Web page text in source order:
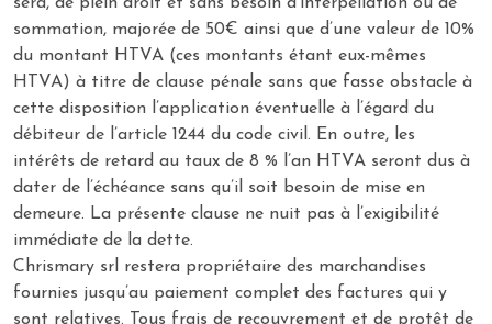
sommation, majorée de 50€ ainsi que d’une valeur de 10%
du montant HTVA (ces montants étant eux-mêmes
HTVA) à titre de clause pénale sans que fasse obstacle à
cette disposition l’application éventuelle à l’égard du
débiteur de l’article 1244 du code civil. En outre, les
intérêts de retard au taux de 8 % l’an HTVA seront dus à
dater de l’échéance sans qu’il soit besoin de mise en
demeure. La présente clause ne nuit pas à l’exigibilité
immédiate de la dette.
Chrismary srl restera propriétaire des marchandises
fournies jusqu’au paiement complet des factures qui y
sont relatives. Tous frais de recouvrement et de protêt de